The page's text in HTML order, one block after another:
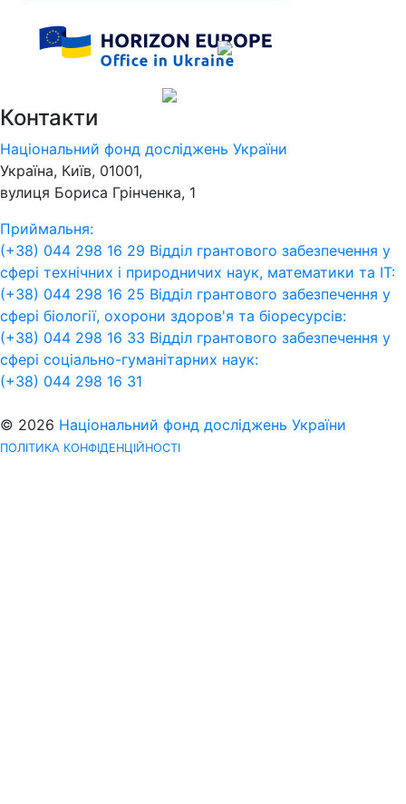
Контакти
Національний фонд досліджень України
Україна, Київ, 01001,
вулиця Бориса Грінченка, 1
Приймальня:
(+38) 044 298 16 29 Відділ грантового забезпечення у
сфері технічних і природничих наук, математики та ІТ:
(+38) 044 298 16 25 Відділ грантового забезпечення у
сфері біології, охорони здоров'я та біоресурсів:
(+38) 044 298 16 33 Відділ грантового забезпечення у
сфері соціально-гуманітарних наук:
(+38) 044 298 16 31
© 2026 Національний фонд досліджень України
ПОЛІТИКА КОНФІДЕНЦІЙНОСТІ